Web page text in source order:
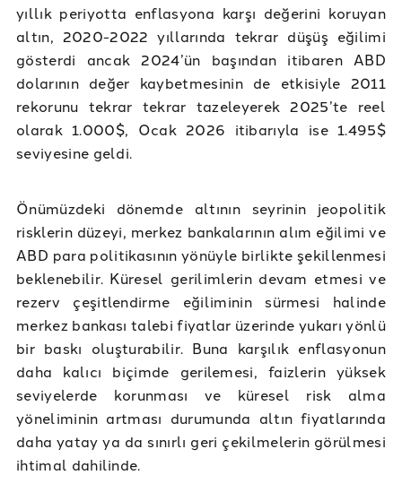
yıllık periyotta enflasyona karşı değerini koruyan
altın, 2020-2022 yıllarında tekrar düşüş eğilimi
gösterdi ancak 2024’ün başından itibaren ABD
dolarının değer kaybetmesinin de etkisiyle 2011
rekorunu tekrar tekrar tazeleyerek 2025’te reel
olarak 1.000$, Ocak 2026 itibarıyla ise 1.495$
seviyesine geldi.
Önümüzdeki dönemde altının seyrinin jeopolitik
risklerin düzeyi, merkez bankalarının alım eğilimi ve
ABD para politikasının yönüyle birlikte şekillenmesi
beklenebilir. Küresel gerilimlerin devam etmesi ve
rezerv çeşitlendirme eğiliminin sürmesi halinde
merkez bankası talebi fiyatlar üzerinde yukarı yönlü
bir baskı oluşturabilir. Buna karşılık enflasyonun
daha kalıcı biçimde gerilemesi, faizlerin yüksek
seviyelerde korunması ve küresel risk alma
yöneliminin artması durumunda altın fiyatlarında
daha yatay ya da sınırlı geri çekilmelerin görülmesi
ihtimal dahilinde.